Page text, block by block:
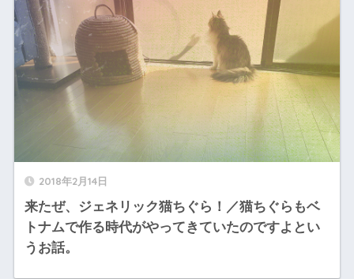
2018年2月14日
来たぜ、ジェネリック猫ちぐら！／猫ちぐらもベ
トナムで作る時代がやってきていたのですよとい
うお話。